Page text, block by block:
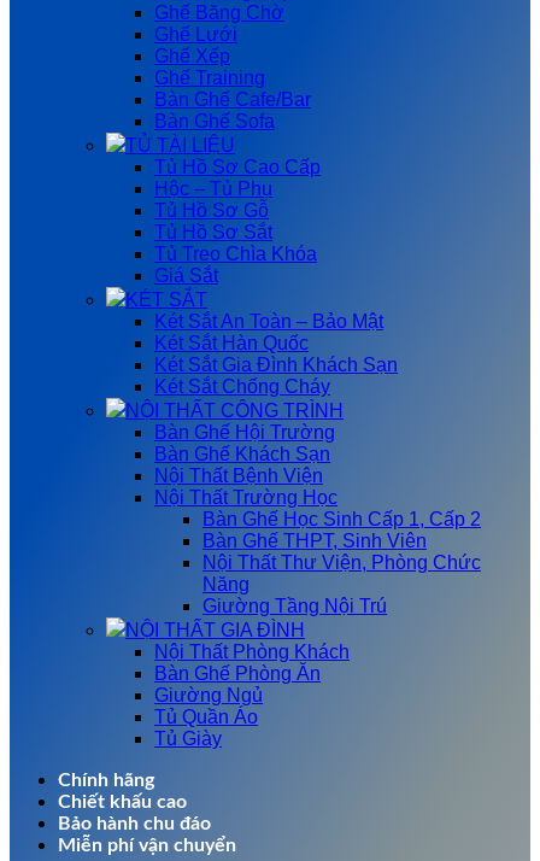
Ghế Băng Chờ
Ghế Lưới
Ghế Xếp
Ghế Training
Bàn Ghế Cafe/Bar
Bàn Ghế Sofa
TỦ TÀI LIỆU
Tủ Hồ Sơ Cao Cấp
Hộc – Tủ Phụ
Tủ Hồ Sơ Gỗ
Tủ Hồ Sơ Sắt
Tủ Treo Chìa Khóa
Giá Sắt
KÉT SẮT
Két Sắt An Toàn – Bảo Mật
Két Sắt Hàn Quốc
Két Sắt Gia Đình Khách Sạn
Két Sắt Chống Cháy
NỘI THẤT CÔNG TRÌNH
Bàn Ghế Hội Trường
Bàn Ghế Khách Sạn
Nội Thất Bệnh Viện
Nội Thất Trường Học
Bàn Ghế Học Sinh Cấp 1, Cấp 2
Bàn Ghế THPT, Sinh Viên
Nội Thất Thư Viện, Phòng Chức
Năng
Giường Tầng Nội Trú
NỘI THẤT GIA ĐÌNH
Nội Thất Phòng Khách
Bàn Ghế Phòng Ăn
Giường Ngủ
Tủ Quần Áo
Tủ Giày
Chính hãng
Chiết khấu cao
Bảo hành chu đáo
Miễn phí vận chuyển